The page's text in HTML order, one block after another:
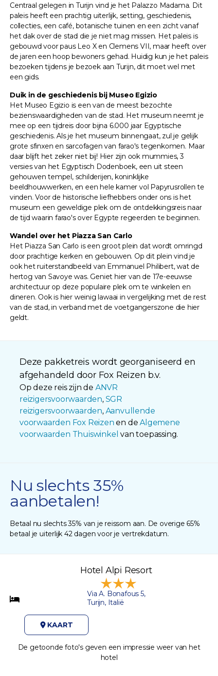
Centraal gelegen in Turijn vind je het Palazzo Madama. Dit
paleis heeft een prachtig uiterlijk, setting, geschiedenis,
collecties, een café, botanische tuinen en een zicht vanaf
het dak over de stad die je niet mag missen. Het paleis is
gebouwd voor paus Leo X en Clemens VII, maar heeft over
de jaren een hoop bewoners gehad. Huidig kun je het paleis
bezoeken tijdens je bezoek aan Turijn, dit moet wel met
een gids.
Duik in de geschiedenis bij Museo Egizio
Het Museo Egizio is een van de meest bezochte
bezienswaardigheden van de stad. Het museum neemt je
mee op een tijdreis door bijna 6.000 jaar Egyptische
geschiedenis. Als je het museum binnengaat, zul je gelijk
grote sfinxen en sarcofagen van farao's tegenkomen. Maar
daar blijft het zeker niet bij! Hier zijn ook mummies, 3
versies van het Egyptisch Dodenboek, een uit steen
gehouwen tempel, schilderijen, koninklijke
beeldhouwwerken, en een hele kamer vol Papyrusrollen te
vinden. Voor de historische liefhebbers onder ons is het
museum een geweldige plek om de ontdekkingsreis naar
de tijd waarin farao's over Egypte regeerden te beginnen.
Wandel over het Piazza San Carlo
Het Piazza San Carlo is een groot plein dat wordt omringd
door prachtige kerken en gebouwen. Op dit plein vind je
ook het ruiterstandbeeld van Emmanuel Philibert, wat de
hertog van Savoye was. Geniet hier van de 17e-eeuwse
architectuur op deze populaire plek om te winkelen en
dineren. Ook is hier weinig lawaai in vergelijking met de rest
van de stad, in verband met de voetgangerszone die hier
geldt.
Deze pakketreis wordt georganiseerd en
afgehandeld door Fox Reizen b.v.
Op deze reis zijn de ANVR
reizigersvoorwaarden, SGR
reizigersvoorwaarden, Aanvullende
voorwaarden Fox Reizen en deAlgemene
voorwaarden Thuiswinkel van toepassing.
Nu slechts 35%
aanbetalen!
Betaal nu slechts 35% van je reissom aan. De overige 65%
betaal je uiterlijk 42 dagen voor je vertrekdatum.
Hotel Alpi Resort
Via A. Bonafous 5,
Turijn, Italië
KAART
De getoonde foto's geven een impressie weer van het
hotel